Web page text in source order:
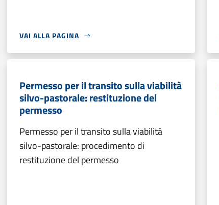
VAI ALLA PAGINA
Permesso per il transito sulla viabilità
silvo-pastorale: restituzione del
permesso
Permesso per il transito sulla viabilità
silvo-pastorale: procedimento di
restituzione del permesso